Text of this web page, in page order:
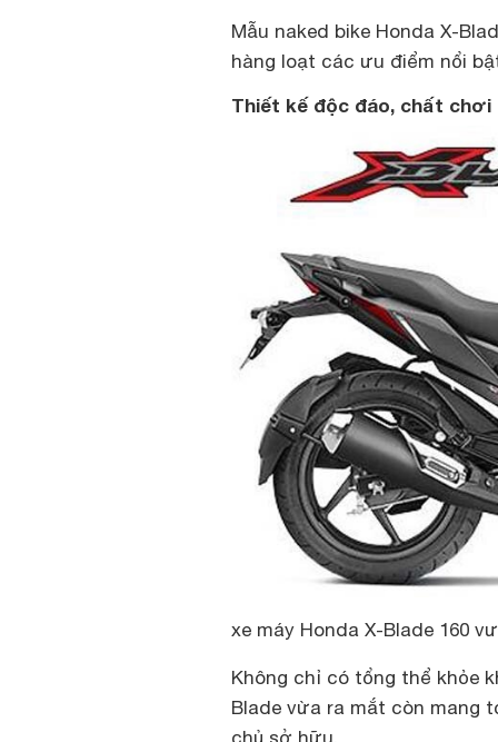
Mẫu naked bike Honda X-
hàng loạt các ưu điểm nổi
Thiết kế độc đáo, chất chơi
xe máy Honda X-Blade 160
Không chỉ có tổng thể khỏe
Blade vừa ra mắt còn mang